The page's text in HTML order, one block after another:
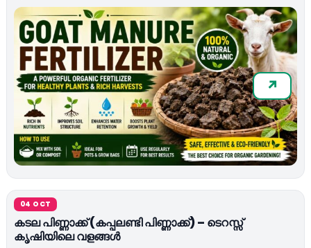
04 OCT
കടല പിണ്ണാക്ക് (കപ്പലണ്ടി പിണ്ണാക്ക്) – ടെറസ്സ്
കൃഷിയിലെ വളങ്ങള്‍